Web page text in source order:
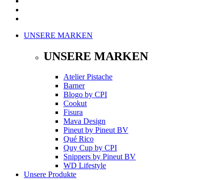
UNSERE MARKEN
UNSERE MARKEN
Atelier Pistache
Barner
Blogo by CPI
Cookut
Fisura
Mava Design
Pineutby Pineut BV
Qué Rico
Quy Cup by CPI
Snippers by Pineut BV
WD Lifestyle
Unsere Produkte